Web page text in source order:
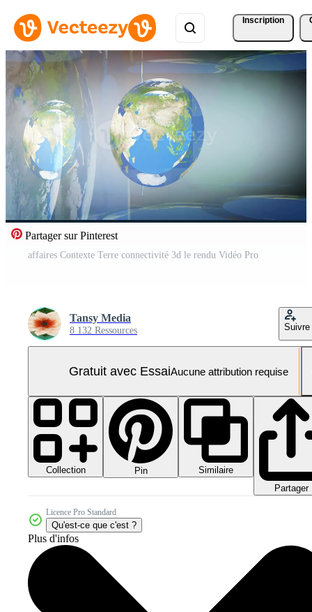
Inscription
Partager sur Pinterest
affaires Contexte Terre connectivité 3d le rendu Vidéo Pro
Tansy Media
8 132 Ressources Suivre
Gratuit avec EssaiAucune attribution requise
Collection Pin
Similaire
Partager
Licence Pro Standard
Qu'est-ce que c'est ?
Plus d'infos